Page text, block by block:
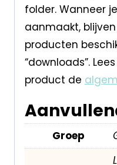
folder. Wanneer
aanmaakt,
producten
“downloads”.
product de
Groep